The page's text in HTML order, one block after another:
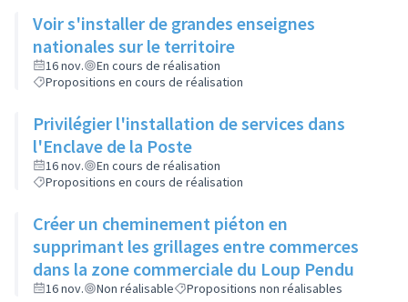
Voir s'installer de grandes enseignes
nationales sur le territoire
16 nov.
En cours de réalisation
Propositions en cours de réalisation
Privilégier l'installation de services dans
l'Enclave de la Poste
16 nov.
En cours de réalisation
Propositions en cours de réalisation
Créer un cheminement piéton en
supprimant les grillages entre commerces
dans la zone commerciale du Loup Pendu
16 nov. Non réalisable Propositions non réalisables